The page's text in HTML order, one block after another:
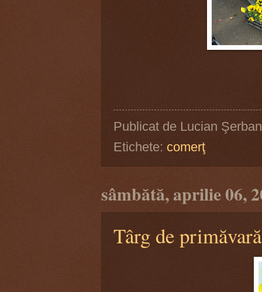
Publicat de Lucian Şerban
Etichete: comerţ
sâmbătă, aprilie 06,
Târg de